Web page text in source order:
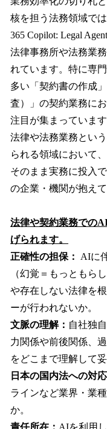
核を担う法務領域では
365 Copilot: Legal
法律事務所や法務業
れています。特に専
多い「契約書の作成
査）」の契約業務に
注目が集まっています
法律や法務業務とい
られる領域において
そのまま実務に投入
の企業・機関が抱え
法律や契約業務での
げられます。
正確性の担保：
AIに
（幻覚＝もっともら
や存在しない法律を
ーが行われないか。
文脈の理解： 自社独
力関係や前後関係、
をどこまで理解して
日本の国内法への対応
ラインなど業界・業
か。